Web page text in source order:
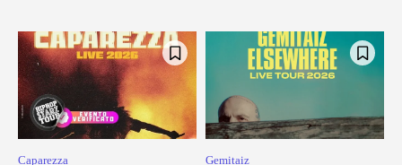
Caparezza Gemitaiz